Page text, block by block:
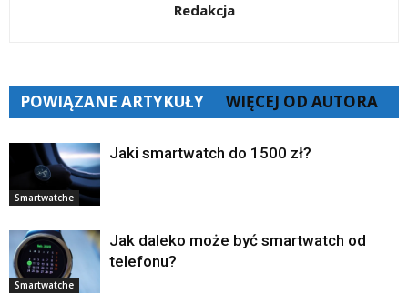
Redakcja
POWIĄZANE ARTYKUŁY WIĘCEJ OD AUTORA
Smartwatche
Jaki smartwatch do 1500 zł?
Smartwatche
Jak daleko może być smartwatch od
telefonu?